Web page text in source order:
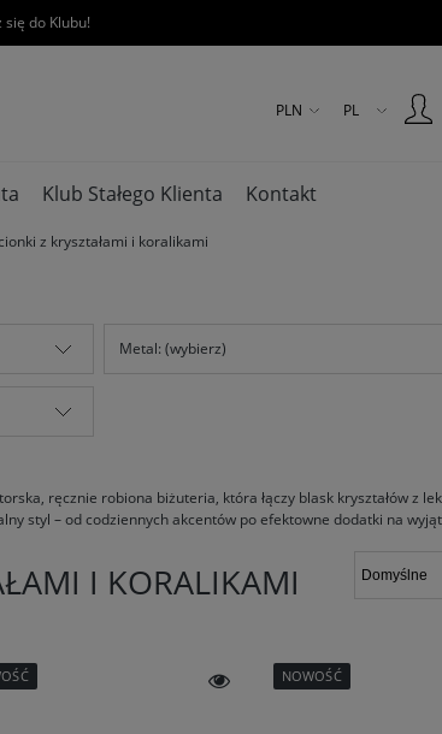
się do Klubu!
PLN PL
Klub Stałego Klienta Kontakt
z kryształami i koralikami
Metal: (wybierz)
ręcznie robiona biżuteria, która łączy blask kryształów z
styl – od codziennych akcentów po efektowne dodatki na
I KORALIKAMI
NOWOŚĆ